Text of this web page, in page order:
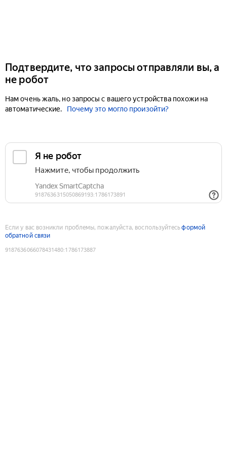
Подтвердите, что запросы отправляли вы, а
не робот
Нам очень жаль, но запросы с вашего устройства похожи на
автоматические.
Почему это могло произойти?
Если у вас возникли проблемы, пожалуйста, воспользуйтесьформой
обратной связи
9187636066078431480:1786173887